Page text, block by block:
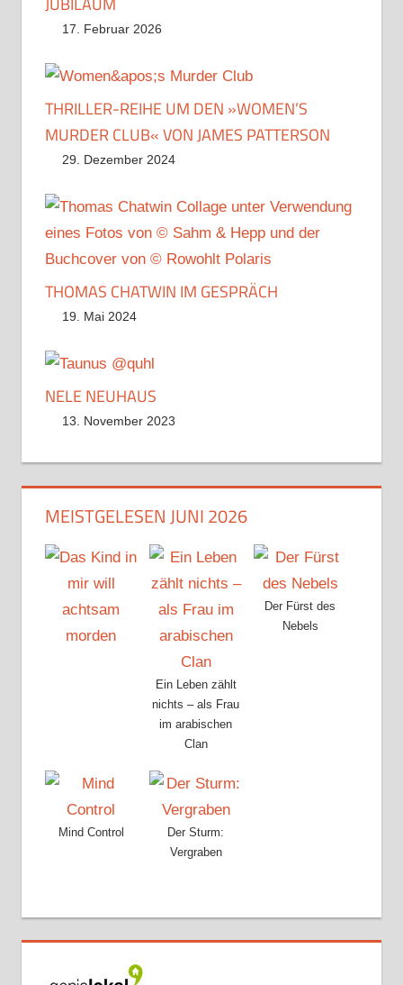
17. Februar 2026
THRILLER-REIHE UM DEN »WOMEN’S
MURDER CLUB« VON JAMES PATTERSON
29. Dezember 2024
THOMAS CHATWIN IM GESPRÄCH
19. Mai 2024
NELE NEUHAUS
13. November 2023
MEISTGELESEN JUNI 2026
Ein Leben zählt
nichts – als Frau
im arabischen
Clan
Der Fürst des
Nebels
Mind Control
Der Sturm:
Vergraben